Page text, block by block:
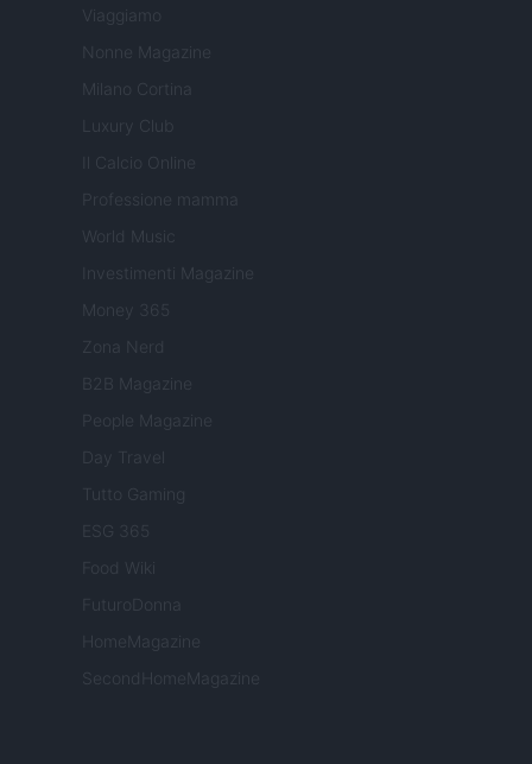
Viaggiamo
Nonne Magazine
Milano Cortina
Luxury Club
Il Calcio Online
Professione mamma
World Music
Investimenti Magazine
Money 365
Zona Nerd
B2B Magazine
People Magazine
Day Travel
Tutto Gaming
ESG 365
Food Wiki
FuturoDonna
HomeMagazine
SecondHomeMagazine